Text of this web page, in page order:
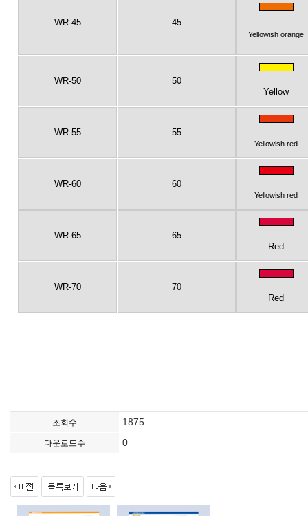
WR-45 45
Yellowish orange
WR-50
50
Yellow
WR-55 55
Yellowish red
WR-60 60
Yellowish red
WR-65
65
Red
WR-70
70
Red
조회수 1875
다운로드수 0